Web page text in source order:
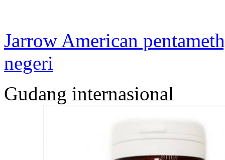
Jarrow American
negeri
Gudang internasional